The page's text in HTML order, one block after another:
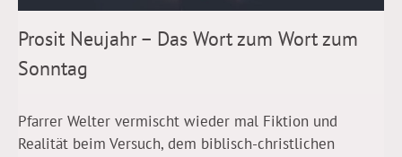
Prosit Neujahr – Das Wort zum Wort zum
Sonntag
Pfarrer Welter vermischt wieder mal Fiktion und
Realität beim Versuch, dem biblisch-christlichen